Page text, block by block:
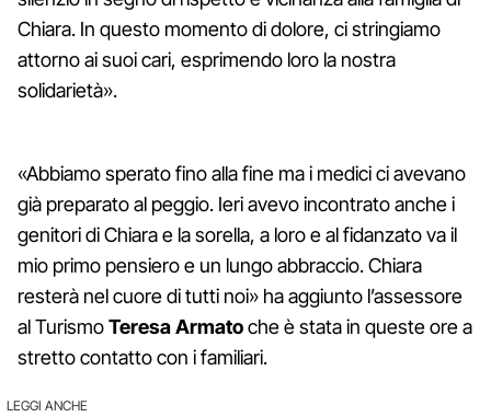
Chiara. In questo momento di dolore, ci stringiamo
attorno ai suoi cari, esprimendo loro la nostra
solidarietà».
«Abbiamo sperato fino alla fine ma i medici ci avevano
già preparato al peggio. Ieri avevo incontrato anche i
genitori di Chiara e la sorella, a loro e al fidanzato va il
mio primo pensiero e un lungo abbraccio. Chiara
resterà nel cuore di tutti noi» ha aggiunto l’assessore
al TurismoTeresa Armatoche è stata in queste ore a
stretto contatto con i familiari.
LEGGI ANCHE